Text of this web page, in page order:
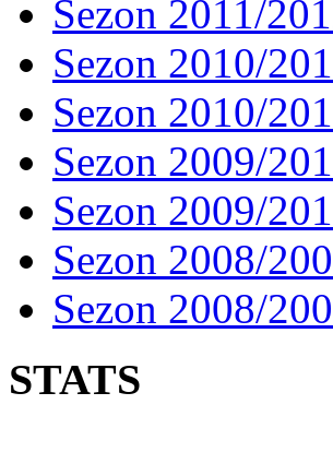
Sezon 2011/
Sezon 2010/
Sezon 2010/
Sezon 2009/
Sezon 2009/
Sezon 2008/
Sezon 2008/
STATS